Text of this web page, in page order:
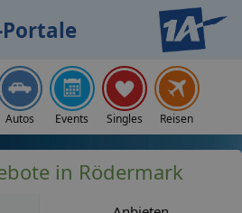
Portale
Autos Events Singles Reisen
in Rödermark